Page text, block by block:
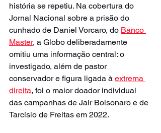
história se repetiu. Na cobertura do
Jornal Nacional sobre a prisão do
cunhado de Daniel Vorcaro, do Banco
Master, a Globo deliberadamente
omitiu uma informação central: o
investigado, além de pastor
conservador e figura ligada à extrema
direita, foi o maior doador individual
das campanhas de Jair Bolsonaro e de
Tarcísio de Freitas em 2022.